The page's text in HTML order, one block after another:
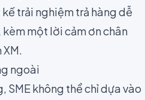
trải nghiệm trả hàng dễ
một lời cảm ơn chân
ngoài
SME không thể chỉ dựa vào